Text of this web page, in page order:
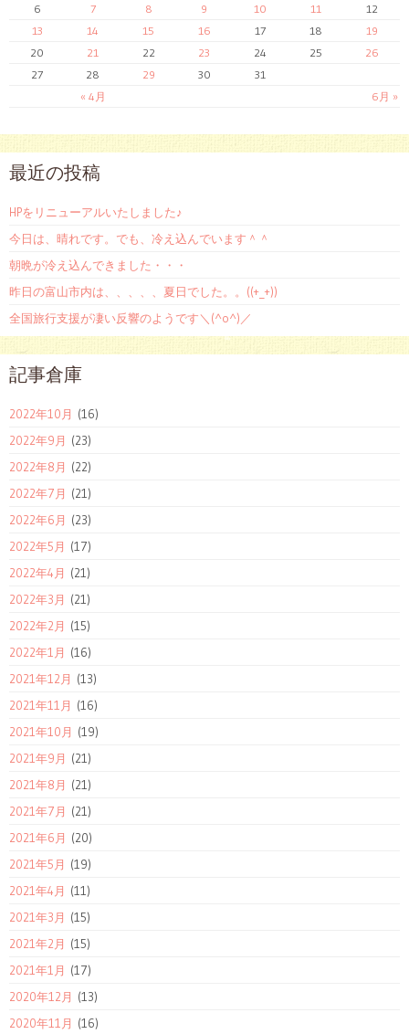
« 4月 6月 »
6
7 8 9 10 11
12
13
14 15 16 17 18
19
20
21 22 23 24 25
26
27
28 29 30 31
最近の投稿
HPをリニューアルいたしました♪
今日は、晴れです。でも、冷え込んでいます＾＾
朝晩が冷え込んできました・・・
昨日の富山市内は、、、、、夏日でした。。((+_+))
全国旅行支援が凄い反響のようです＼(^o^)／
記事倉庫
2022年10月 (16)
2022年9月 (23)
2022年8月 (22)
2022年7月 (21)
2022年6月 (23)
2022年5月 (17)
2022年4月 (21)
2022年3月 (21)
2022年2月 (15)
2022年1月 (16)
2021年12月 (13)
2021年11月 (16)
2021年10月 (19)
2021年9月 (21)
2021年8月 (21)
2021年7月 (21)
2021年6月 (20)
2021年5月 (19)
2021年4月 (11)
2021年3月 (15)
2021年2月 (15)
2021年1月 (17)
2020年12月 (13)
2020年11月 (16)